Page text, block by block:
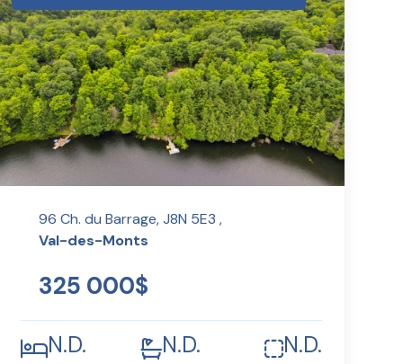
96 Ch. du Barrage, J8N 5E3 ,
Val-des-Monts
325 000$
N.D. N.D. N.D.